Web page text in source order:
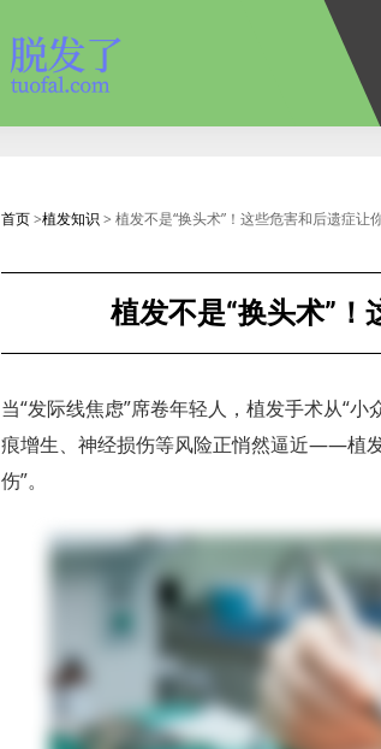
首页>植发知识 > 植发不是“换头术”！这些危害和后遗症让
植发不是“换头术”
当“发际线焦虑”席卷年轻人，植发手术从“
痕增生、神经损伤等风险正悄然逼近——植
伤”。